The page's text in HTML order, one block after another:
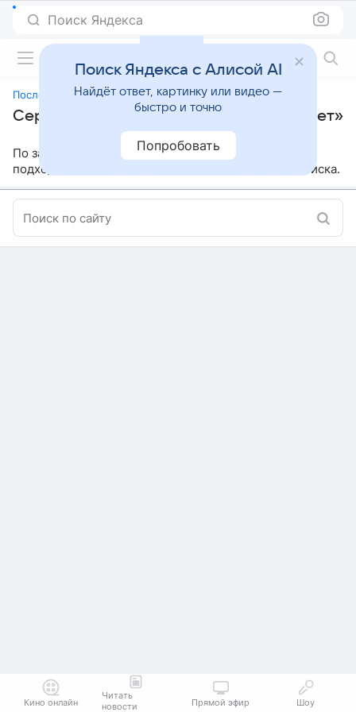
Поиск Яндекса
Последний отсчет
Сериалы, похожие на «Последний отсчет»
По заданным параметрам мы не нашли ничего
подходящего, попробуйте изменить параметры поиска.
Кино онлайн
Читать
новости
Прямой эфир Шоу
Поиск Яндекса с Алисой AI
Найдёт ответ, картинку или видео —
быстро и точно
Попробовать